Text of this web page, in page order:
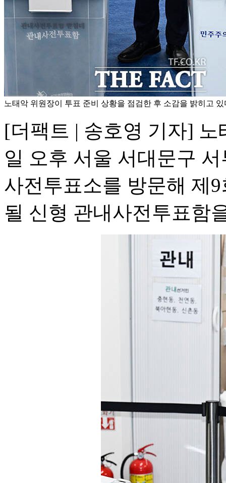
노태악 위원장이 투표 준비 상황을 점검한 후 소감을 밝히고 있
[더팩트 | 송호영 기자]
일 오후 서울 서대문구
사전투표소를 방문해 제
될 신형 관내사전투표함